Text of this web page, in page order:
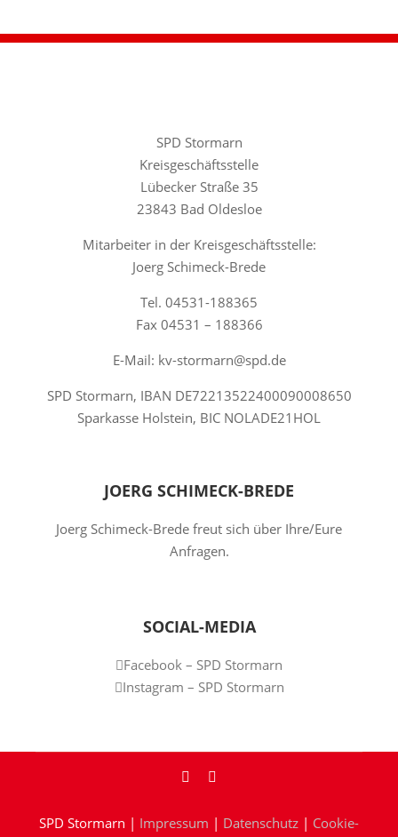
SPD Stormarn
Kreisgeschäftsstelle
Lübecker Straße 35
23843 Bad Oldesloe
Mitarbeiter in der Kreisgeschäftsstelle:
Joerg Schimeck-Brede
Tel. 04531-188365
Fax 04531 – 188366
E-Mail: kv-stormarn@spd.de
SPD Stormarn, IBAN DE72213522400090008650
Sparkasse Holstein, BIC NOLADE21HOL
JOERG SCHIMECK-BREDE
Joerg Schimeck-Brede freut sich über Ihre/Eure
Anfragen.
SOCIAL-MEDIA
Facebook – SPD Stormarn
Instagram – SPD Stormarn
SPD Stormarn | Impressum | Datenschutz | Cookie-